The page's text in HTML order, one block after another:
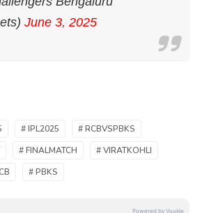
June 3, 2025
# IPL2025
# RCBVSPBKS
# FINALMATCH
# VIRATKOHLI
# PBKS